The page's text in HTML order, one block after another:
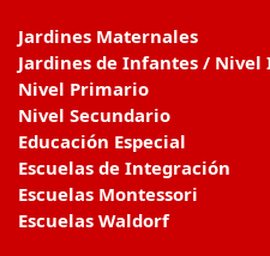
Jardines Maternales
Jardines de Infantes /
Nivel Primario
Nivel Secundario
Educación Especial
Escuelas de Integración
Escuelas Montessori
Escuelas Waldorf